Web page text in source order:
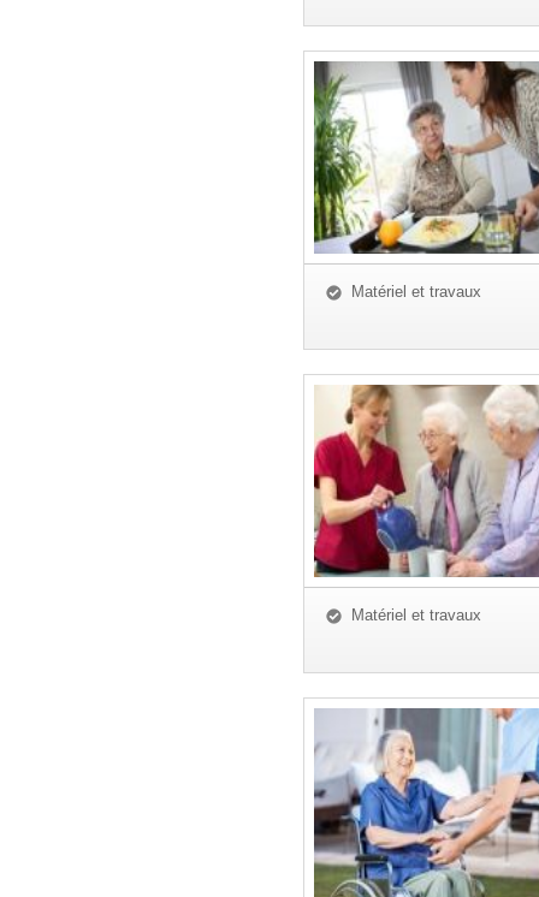
Matériel et travaux
Matériel et travaux